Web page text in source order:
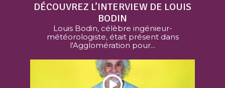
DÉCOUVREZ L’INTERVIEW DE LOUIS
BODIN
Louis Bodin, célèbre ingénieur-
météorologiste, était présent dans
l'Agglomération pour...